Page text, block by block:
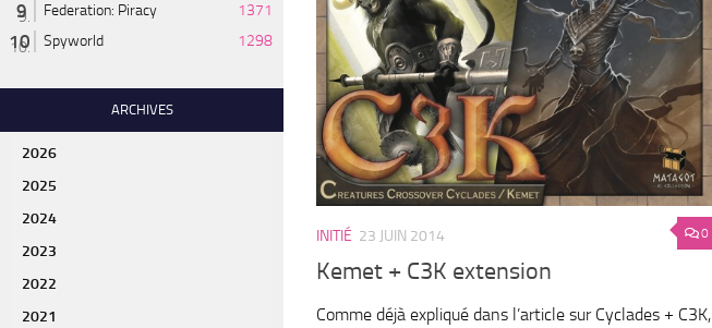
0
INITIÉ 23 JUIN 2014
Kemet + C3K extension
Comme déjà expliqué dans l’article sur Cyclades + C3K,
Federation: Piracy
1371
Spyworld
1298
ARCHIVES
2026
2025
2024
2023
2022
2021